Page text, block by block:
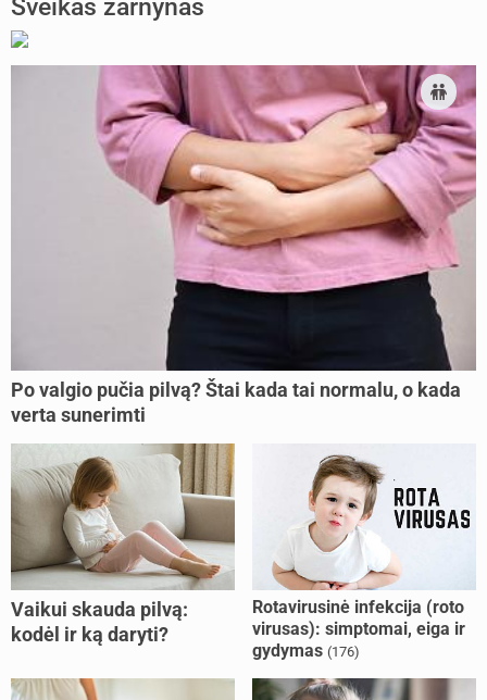
Sveikas žarnynas
Po valgio pučia pilvą? Štai kada tai normalu, o kada
verta sunerimti
Vaikui skauda pilvą:
kodėl ir ką daryti?
Rotavirusinė infekcija (roto
virusas): simptomai, eiga ir
gydymas (176)